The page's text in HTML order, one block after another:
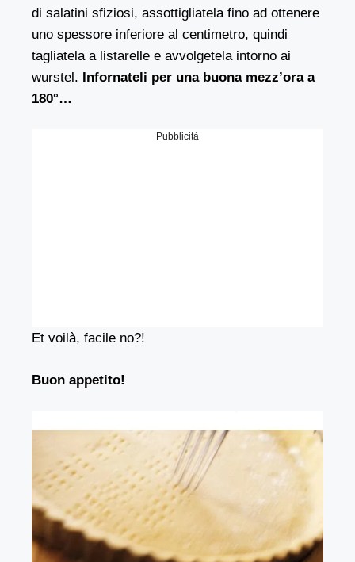
di salatini sfiziosi, assottigliatela fino ad ottenere
uno spessore inferiore al centimetro, quindi
tagliatela a listarelle e avvolgetela intorno ai
wurstel. Infornateli per una buona mezz’ora a
180°…
Pubblicità
Et voilà, facile no?!
Buon appetito!